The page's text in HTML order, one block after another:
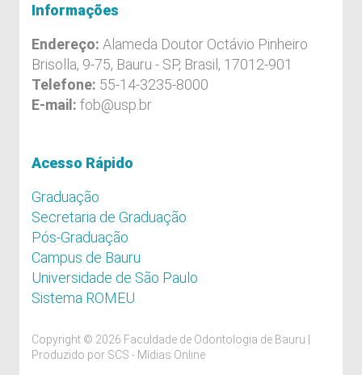
Informações
Endereço: Alameda Doutor Octávio Pinheiro
Brisolla, 9-75, Bauru - SP, Brasil, 17012-901
Telefone: 55-14-3235-8000
E-mail: fob@usp.br
Acesso Rápido
Graduação
Secretaria de Graduação
Pós-Graduação
Campus de Bauru
Universidade de São Paulo
Sistema ROMEU
Copyright © 2026 Faculdade de Odontologia de Bauru |
Produzido por SCS - Mídias Online